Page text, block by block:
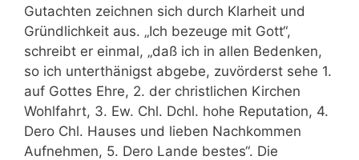
Gutachten zeichnen sich durch Klarheit und
Gründlichkeit aus. „Ich bezeuge mit Gott“,
schreibt er einmal, „daß ich in allen Bedenken,
so ich unterthänigst abgebe, zuvörderst sehe 1.
auf Gottes Ehre, 2. der christlichen Kirchen
Wohlfahrt, 3. Ew. Chl. Dchl. hohe Reputation, 4.
Dero Chl. Hauses und lieben Nachkommen
Aufnehmen, 5. Dero Lande bestes“. Die